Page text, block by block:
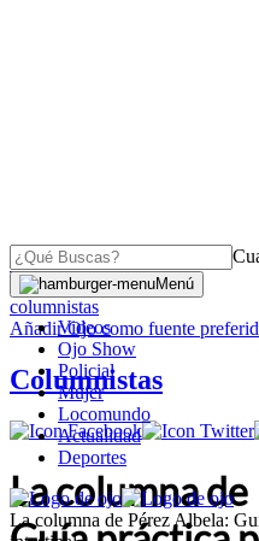
Menú
Videos
Ojo Show
Policial
Mujer
Locomundo
Actualidad
Deportes
La columna de Pérez Albela:
OJO
columnistas
AñadirOjocomo fuente
Columnistas
La columna